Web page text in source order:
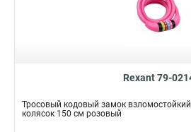
Rexant 79-
Тросовый кодовый замок
колясок 150 см розовый